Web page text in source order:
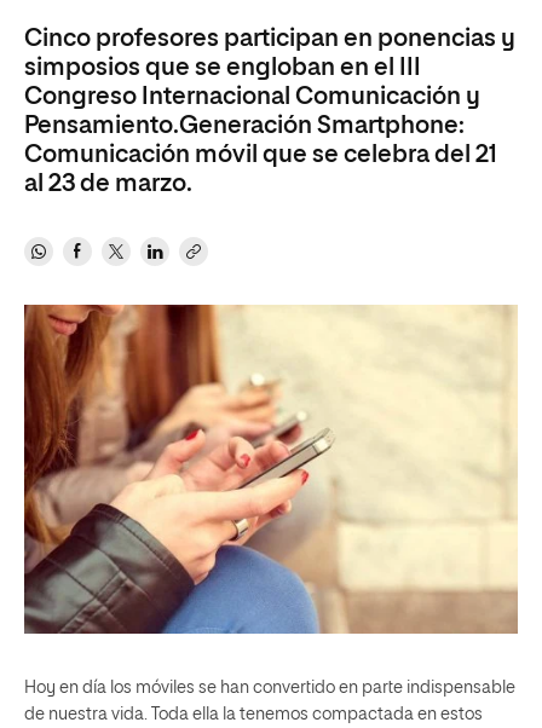
Cinco profesores participan en ponencias y
simposios que se engloban en el III
Congreso Internacional Comunicación y
Pensamiento.Generación Smartphone:
Comunicación móvil que se celebra del 21
al 23 de marzo.
Hoy en día los móviles se han convertido en parte indispensable
de nuestra vida. Toda ella la tenemos compactada en estos